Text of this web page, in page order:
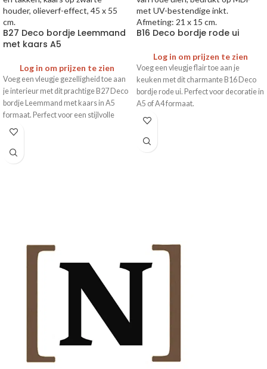
B27 Deco bordje Leemmand
met kaars A5
Log in om prijzen te zien
Voeg een vleugje gezelligheid toe aan
je interieur met dit prachtige B27 Deco
bordje Leemmand met kaars in A5
formaat. Perfect voor een stijlvolle
decoratie in elke ruimte.
B16 Deco bordje rode ui
Log in om prijzen te zien
Voeg een vleugje flair toe aan je
keuken met dit charmante B16 Deco
bordje rode ui. Perfect voor decoratie in
A5 of A4 formaat.